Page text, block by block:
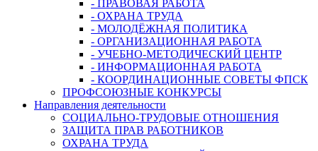
- ПРАВОВАЯ РАБОТА
- ОХРАНА ТРУДА
- МОЛОДЁЖНАЯ ПОЛИТИКА
- ОРГАНИЗАЦИОННАЯ РАБОТА
- УЧЕБНО-МЕТОДИЧЕСКИЙ ЦЕНТР
- ИНФОРМАЦИОННАЯ РАБОТА
- КООРДИНАЦИОННЫЕ СОВЕТЫ ФПСК
ПРОФСОЮЗНЫЕ КОНКУРСЫ
Направления деятельности
СОЦИАЛЬНО-ТРУДОВЫЕ ОТНОШЕНИЯ
ЗАЩИТА ПРАВ РАБОТНИКОВ
ОХРАНА ТРУДА